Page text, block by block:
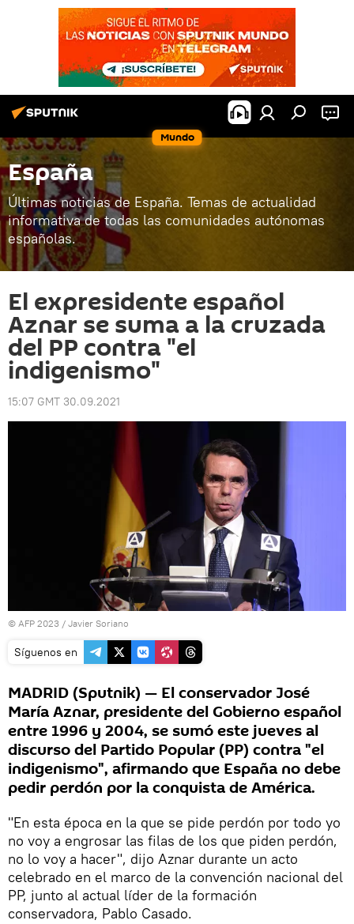
Mundo
España
Últimas noticias de España. Temas de actualidad
informativa de todas las comunidades autónomas
españolas.
El expresidente español
Aznar se suma a la cruzada
del PP contra "el
indigenismo"
15:07 GMT 30.09.2021
© AFP 2023 / Javier Soriano
Síguenos en
MADRID (Sputnik) — El conservador José
María Aznar, presidente del Gobierno español
entre 1996 y 2004, se sumó este jueves al
discurso del Partido Popular (PP) contra "el
indigenismo", afirmando que España no debe
pedir perdón por la conquista de América.
"En esta época en la que se pide perdón por todo yo
no voy a engrosar las filas de los que piden perdón,
no lo voy a hacer", dijo Aznar durante un acto
celebrado en el marco de la convención nacional del
PP, junto al actual líder de la formación
conservadora, Pablo Casado.